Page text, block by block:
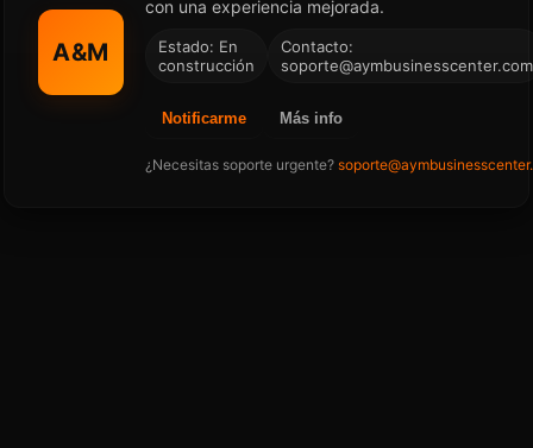
A&M
con una experiencia mejorada.
Estado: En
construcción
Contacto:
soporte@aymbusinesscenter.com
Notificarme Más info
¿Necesitas soporte urgente?